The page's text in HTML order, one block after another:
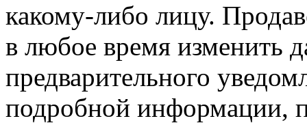
какому-либо лицу.
в любое время изменить
предварительного
подробной информации,